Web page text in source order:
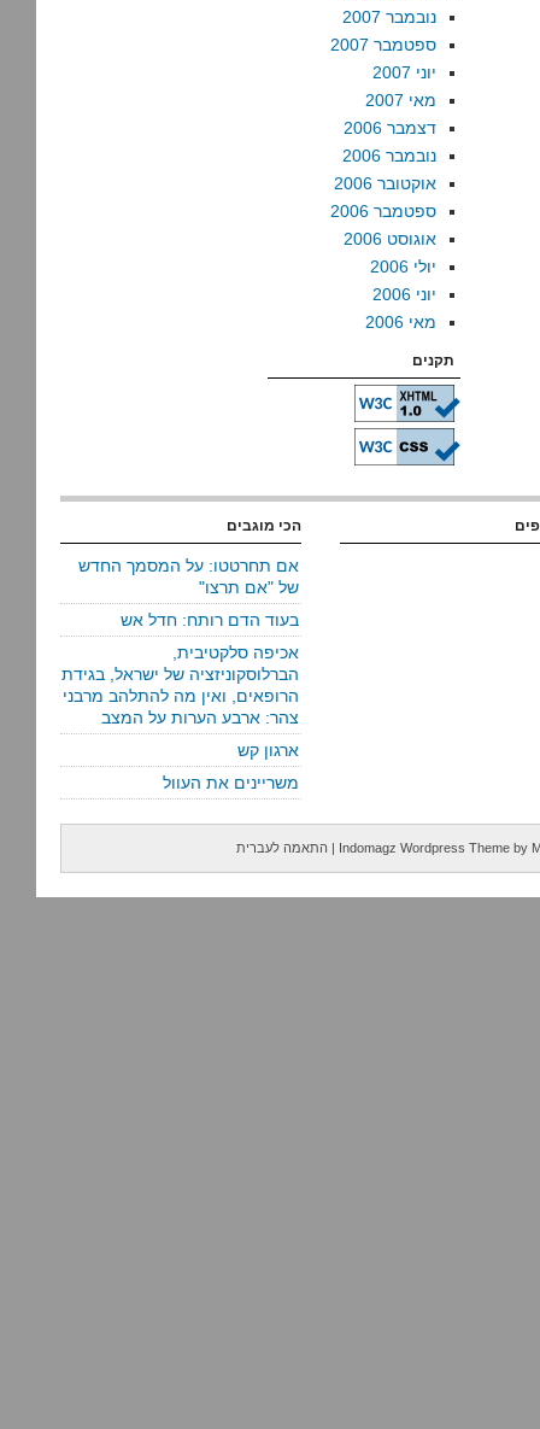
נובמבר 2007
ספטמבר 2007
יוני 2007
מאי 2007
דצמבר 2006
נובמבר 2006
אוקטובר 2006
ספטמבר 2006
אוגוסט 2006
יולי 2006
יוני 2006
מאי 2006
תקנים
הכי מוגבים
אם תחרטטו: על המסמך החדש
של "אם תרצו"
בעוד הדם רותח: חדל אש
אכיפה סלקטיבית,
הברלוסקוניזציה של ישראל, בגידת
הרופאים, ואין מה להתלהב מרבני
צהר: ארבע הערות על המצב
ארגון קש
משריינים את העוול
Indomagz Wordpress Theme by
| התאמה לעברית